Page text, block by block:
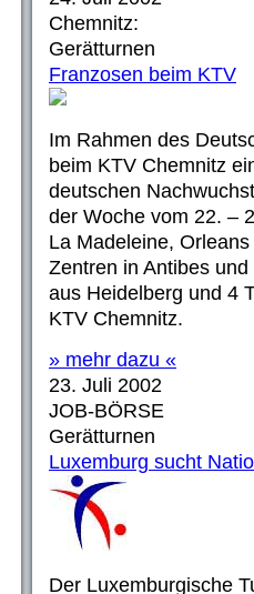
Chemnitz:
Gerätturnen
Franzosen beim KTV
Im Rahmen des
beim KTV Chemnitz
deutschen
der Woche vom 22. –
La Madeleine,
Zentren in Antibes
aus Heidelberg und 4
KTV Chemnitz.
» mehr dazu «
23. Juli 2002
JOB-BÖRSE
Gerätturnen
Luxemburg sucht
Der Luxemburgische